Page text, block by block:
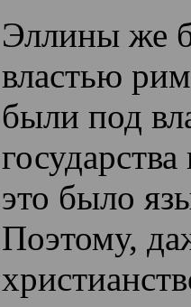
Эллины же
властью
были под
это было
Поэтому,